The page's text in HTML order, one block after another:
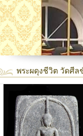
พระผดุงชีวิต วัดศีล